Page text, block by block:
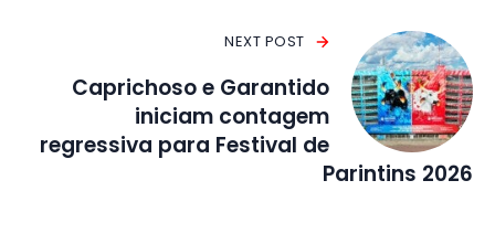
NEXT POST
Caprichoso e Garantido
iniciam contagem
regressiva para Festival de
Parintins 2026